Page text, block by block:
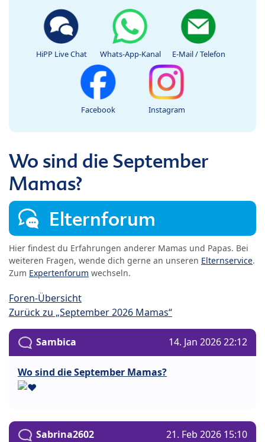
HiPP Live Chat Whats-App-Kanal E-Mail / Telefon
Facebook Instagram
Wo sind die September
Mamas?
Elternforum
Hier findest du Erfahrungen anderer Mamas und Papas. Bei
weiteren Fragen, wende dich gerne an unseren Elternservice.
Zum Expertenforum wechseln.
Foren-Übersicht
Zurück zu „September 2026 Mamas“
Sambica 14. Jan 2026 22:12
Wo sind die September Mamas?
Sabrina2602 21. Feb 2026 15:10